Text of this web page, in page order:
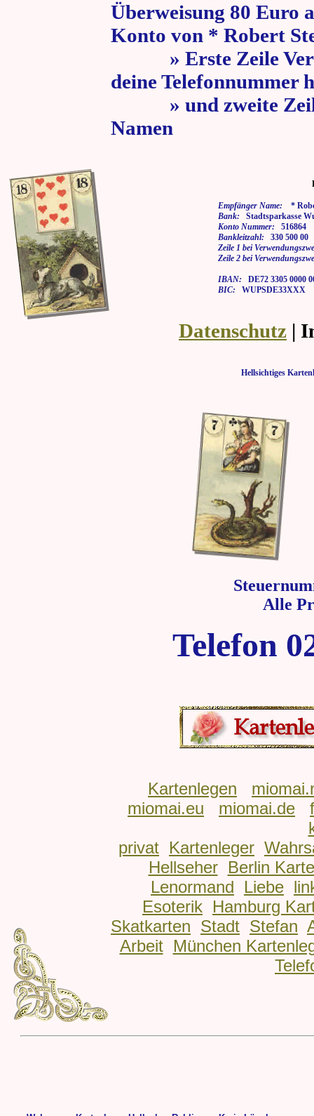
Überweisung 80 Euro
Konto von * Robert
» Erste Zeile
deine Telefonnummer
» und zweite Zeile
Namen
Empfänger Name: *
Bank: Stadtsparkasse
Konto Nummer: 516864
Bankleitzahl: 330 500 00
Zeile 1 bei
Zeile 2 bei
IBAN: DE72 3305 0000
BIC: WUPSDE33XXX
Datenschutz |
Hellsichtiges
Alle
Telefon
Kartenlegen
miomai.eu
miomai.de
privat Kartenleger
Hellseher
Berlin
Lenormand
Liebe
Esoterik Hamburg
Skatkarten Stadt Stefan
Arbeit
München